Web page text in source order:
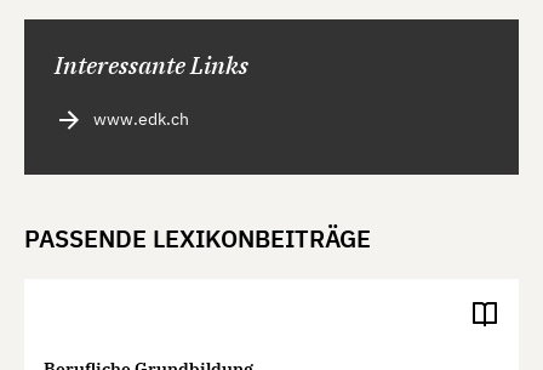
Interessante Links
www.edk.ch
PASSENDE LEXIKONBEITRÄGE